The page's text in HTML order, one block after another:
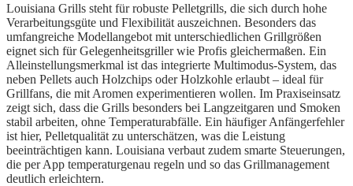
Louisiana Grills steht für robuste Pelletgrills, die sich durch hohe
Verarbeitungsgüte und Flexibilität auszeichnen. Besonders das
umfangreiche Modellangebot mit unterschiedlichen Grillgrößen
eignet sich für Gelegenheitsgriller wie Profis gleichermaßen. Ein
Alleinstellungsmerkmal ist das integrierte Multimodus-System, das
neben Pellets auch Holzchips oder Holzkohle erlaubt – ideal für
Grillfans, die mit Aromen experimentieren wollen. Im Praxiseinsatz
zeigt sich, dass die Grills besonders bei Langzeitgaren und Smoken
stabil arbeiten, ohne Temperaturabfälle. Ein häufiger Anfängerfehler
ist hier, Pelletqualität zu unterschätzen, was die Leistung
beeinträchtigen kann. Louisiana verbaut zudem smarte Steuerungen,
die per App temperaturgenau regeln und so das Grillmanagement
deutlich erleichtern.